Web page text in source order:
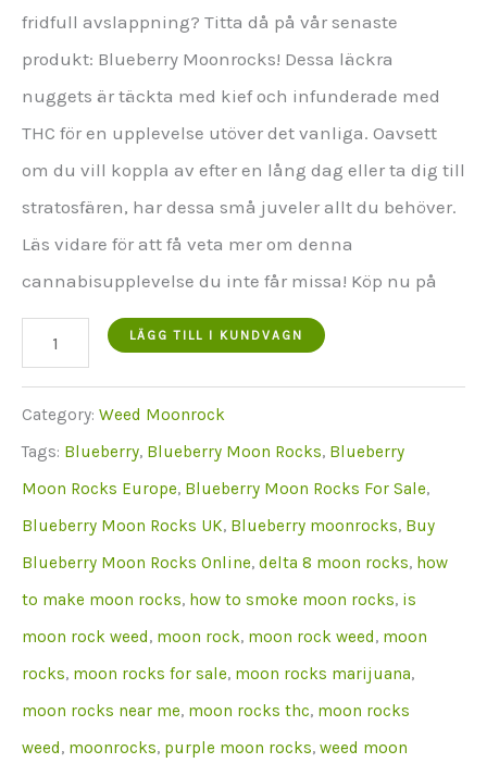
€750.00.är:
€549.00.
fridfull avslappning? Titta då på vår senaste
produkt: Blueberry Moonrocks! Dessa läckra
nuggets är täckta med kief och infunderade med
THC för en upplevelse utöver det vanliga. Oavsett
om du vill koppla av efter en lång dag eller ta dig till
stratosfären, har dessa små juveler allt du behöver.
Läs vidare för att få veta mer om denna
cannabisupplevelse du inte får missa! Köp nu på
Blueberry
Moon
Rocks 30
grams
mängd
LÄGG TILL I KUNDVAGN
Category: Weed Moonrock
Tags: Blueberry, Blueberry Moon Rocks, Blueberry
Moon Rocks Europe, Blueberry Moon Rocks For Sale,
Blueberry Moon Rocks UK, Blueberry moonrocks, Buy
Blueberry Moon Rocks Online, delta 8 moon rocks, how
to make moon rocks, how to smoke moon rocks, is
moon rock weed, moon rock, moon rock weed, moon
rocks, moon rocks for sale, moon rocks marijuana,
moon rocks near me, moon rocks thc, moon rocks
weed, moonrocks, purple moon rocks, weed moon